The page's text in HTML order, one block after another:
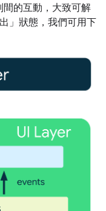
間的互動，大致可解
」狀態 ，我們可用下